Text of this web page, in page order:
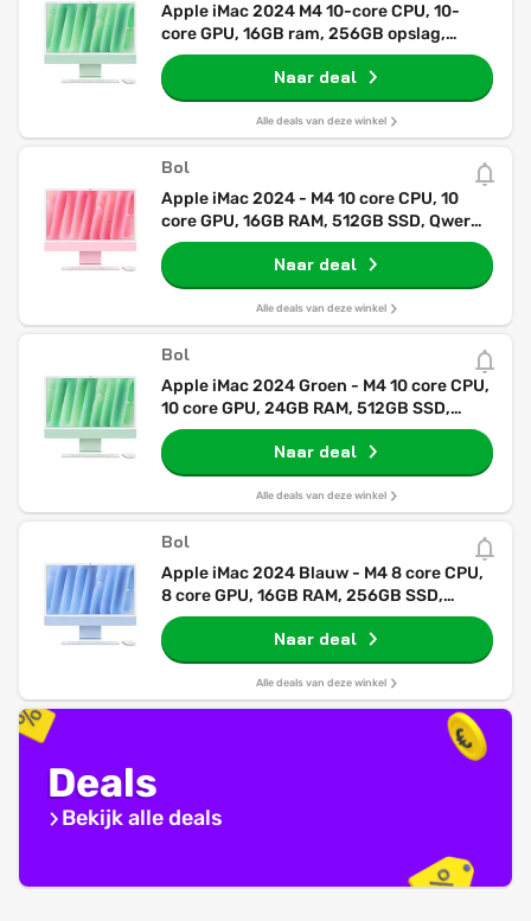
Apple iMac 2024 M4 10-core CPU, 10-
core GPU, 16GB ram, 256GB opslag,
Qwerty NL, Groen
Naar deal
Alle deals van deze winkel
Bol
Apple iMac 2024 - M4 10 core CPU, 10
core GPU, 16GB RAM, 512GB SSD, Qwerty
, Roze
Naar deal
Alle deals van deze winkel
Bol
Apple iMac 2024 Groen - M4 10 core CPU,
10 core GPU, 24GB RAM, 512GB SSD,
Qwerty , Groen
Naar deal
Alle deals van deze winkel
Bol
Apple iMac 2024 Blauw - M4 8 core CPU,
8 core GPU, 16GB RAM, 256GB SSD,
Qwerty NL, Blauw
Naar deal
Alle deals van deze winkel
Deals
Bekijk alle deals